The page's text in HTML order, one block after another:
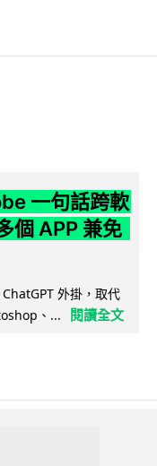
一句話跨軟
個 APP 兼免
外掛，取代
、...
閱讀全文